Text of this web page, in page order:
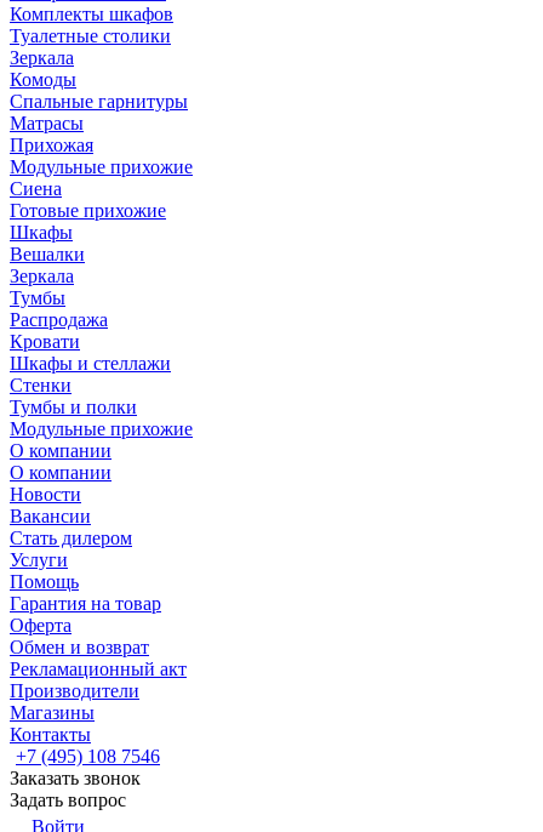
Комплекты шкафов
Туалетные столики
Зеркала
Комоды
Спальные гарнитуры
Матрасы
Прихожая
Модульные прихожие
Сиена
Готовые прихожие
Шкафы
Вешалки
Зеркала
Тумбы
Распродажа
Кровати
Шкафы и стеллажи
Стенки
Тумбы и полки
Модульные прихожие
О компании
О компании
Новости
Вакансии
Стать дилером
Услуги
Помощь
Гарантия на товар
Оферта
Обмен и возврат
Рекламационный акт
Производители
Магазины
Контакты
+7 (495) 108 7546
Заказать звонок
Задать вопрос
Войти